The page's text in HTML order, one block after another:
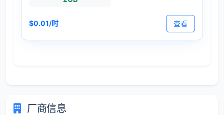
$0.01/时 查看
厂商信息